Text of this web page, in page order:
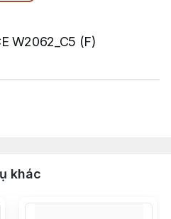
W2062_C5 (F)
khác